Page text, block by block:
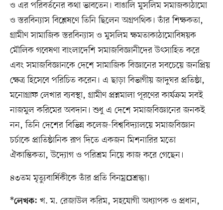
ও এর পরিবর্তনের কথা ভাবতেন। বাঙালি মুসলিম সমাজকাঠামো
ও স্তরবিন্যাস বিশ্লেষণে তিনি ছিলেন অগ্রপথিক। তাঁর শিক্ষকতা,
গ্রামীণ সামাজিক স্তরবিন্যাস ও মুসলিম ক্ষমতাকাঠামোবিষয়ক
মৌলিক গবেষণা বাংলাদেশি সমাজবিজ্ঞানীদের উৎসাহিত করে
এবং সমাজবিজ্ঞানকে দেশে সামাজিক বিজ্ঞানের সবচেয়ে জনপ্রিয়
ক্ষেত্র হিসেবে পরিচিত করেন। এ ছাড়া বিভাগীয় জাদুঘর প্রতিষ্ঠা,
মনোগ্রাফ লেখার ব্যবস্থা, গ্রামীণ প্রশ্নমালা পূরণের কার্যক্রম সবই
নাজমুল করিমের অবদান। শুধু এ দেশে সমাজবিজ্ঞানের জনকই
নন, তিনি দেশের বিভিন্ন কলেজ-বিশ্ববিদ্যালয়ে সমাজবিজ্ঞান
চর্চাকে প্রাতিষ্ঠানিক রূপ দিতে একজন মিশনারির মতো
ঐকান্তিকতা, উদ্যোগ ও পরিশ্রম নিয়ে কাজ করে গেছেন।
৪৩তম মৃত্যুবার্ষিকীকে তাঁর প্রতি বিনম৶¤শ্রদ্ধা।
*লেখক: খ. ম. রেজাউল করিম, সহযোগী অধ্যাপক ও প্রধান,